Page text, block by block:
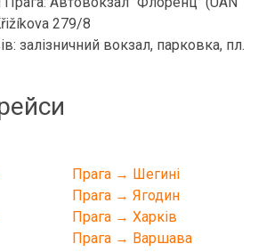
279/8
залізничний вокзал, парковка, пл.
Прага → Шегині
Прага → Ягодин
Прага → Харків
Прага → Варшава